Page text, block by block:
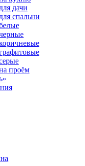
дачи
спальни
проём